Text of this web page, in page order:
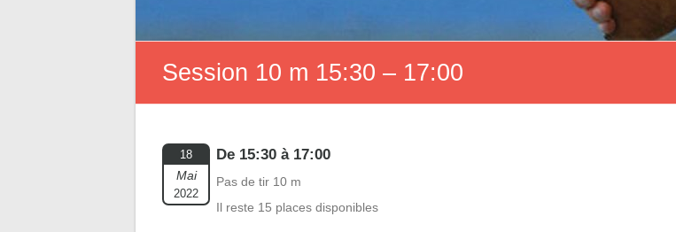
Session 10 m 15:30 – 17:00
18
Mai
2022
De 15:30 à 17:00
Pas de tir 10 m
Il reste 15 places disponibles